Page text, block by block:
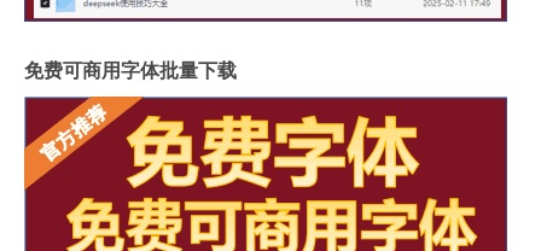
免费可商用字体批量下载